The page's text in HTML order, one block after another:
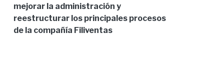
mejorar la administración y
reestructurar los principales procesos
de la compañía Filiventas